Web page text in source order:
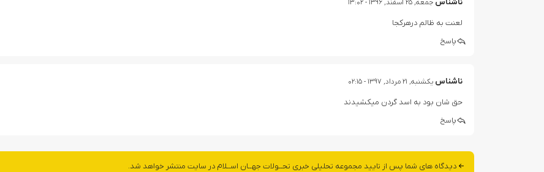
ناشناس جمعه, ۲۵ اسفند, ۱۳۹۶ - ۱۳:۰۲
لعنت به ظالم درهرکجا
پاسخ
ناشناس یکشنبه, ۲۱ مرداد, ۱۳۹۷ - ۰۲:۱۵
حق شان بود به اسد گردن میکشیدند
پاسخ
دیدگاه های شما پس از تایید مجموعه تحلیلی خبری تحــولات جهــان اســلام در سایت منتشر خواهد شد.